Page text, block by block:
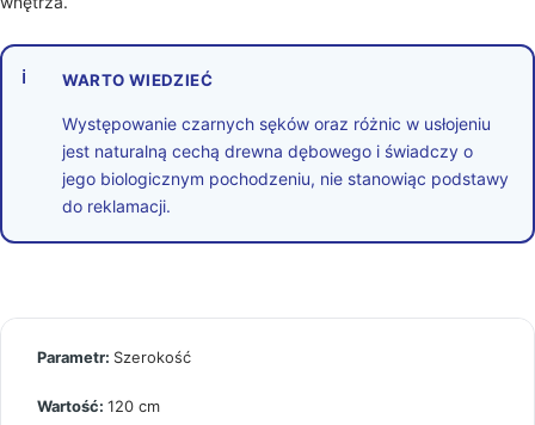
ℹ WARTO WIEDZIEĆ
Występowanie czarnych sęków oraz różnic w usłojeniu
jest naturalną cechą drewna dębowego i świadczy o
jego biologicznym pochodzeniu, nie stanowiąc podstawy
do reklamacji.
Szerokość
120 cm